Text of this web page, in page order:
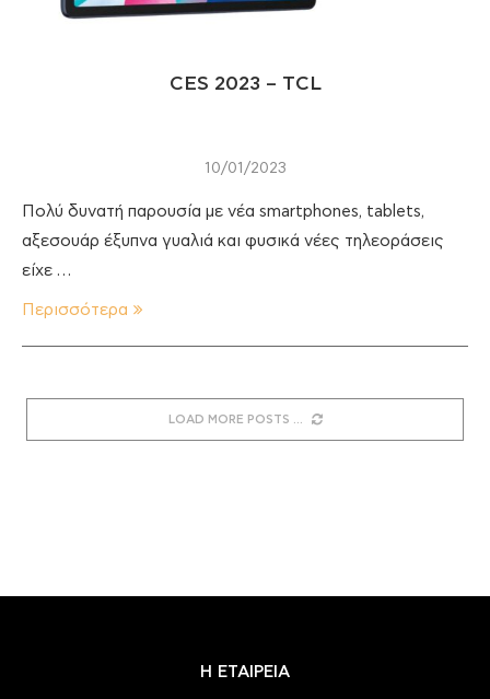
CES 2023 – TCL
10/01/2023
Πολύ δυνατή παρουσία με νέα smartphones, tablets,
αξεσουάρ έξυπνα γυαλιά και φυσικά νέες τηλεοράσεις
είχε …
Περισσότερα
LOAD MORE POSTS
Η ΕΤΑΙΡΕΙΑ